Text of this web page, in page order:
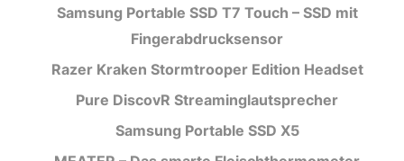
Samsung Portable SSD T7 Touch – SSD mit
Fingerabdrucksensor
Razer Kraken Stormtrooper Edition Headset
Pure DiscovR Streaminglautsprecher
Samsung Portable SSD X5